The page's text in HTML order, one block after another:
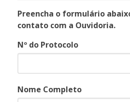
Preencha o formulário
contato com a Ouvidoria.
Nº do Protocolo
Nome Completo